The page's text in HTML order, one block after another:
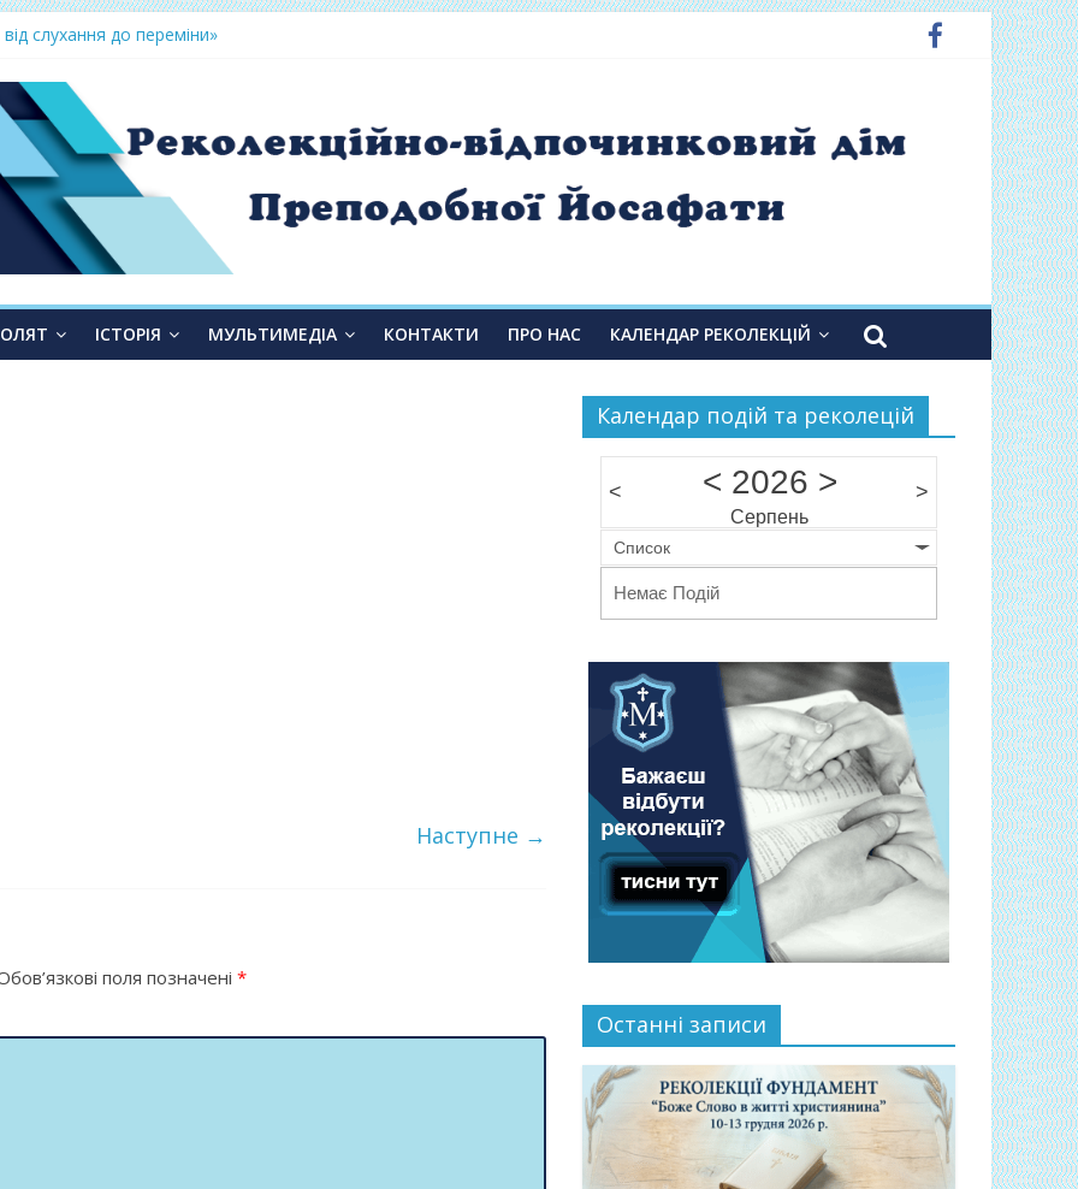
слухання до переміни»
ІСТОРІЯ МУЛЬТИМЕДІА КОНТАКТИ ПРО НАС КАЛЕНДАР РЕКОЛЕКЦІЙ
Наступне →
поля позначені *
Календар подій та реколецій
< < 2026 >
Серпень
>
Список
Немає Подій
Останні записи